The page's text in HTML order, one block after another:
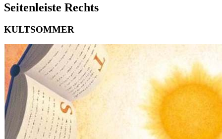
Seitenleiste Rechts
KULTSOMMER